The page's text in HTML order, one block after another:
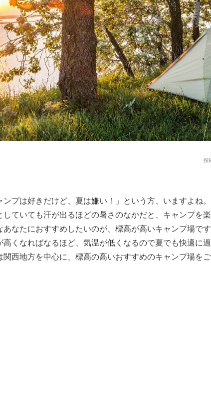
投
ンプは好きだけど、夏は嫌い！」という方、いますよね。
していても汗が出るほどの暑さのなかだと、キャンプを
あなたにおすすめしたいのが、標高が高いキャンプ場です
高くなればなるほど、気温が低くなるので夏でも快適に過
関西地方を中心に、標高の高いおすすめのキャンプ場を